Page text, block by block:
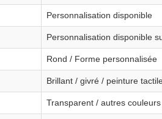
Personnalisation disponible
Personnalisation disponible
Rond / Forme personnalisée
Brillant / givré / peinture
Transparent / autres